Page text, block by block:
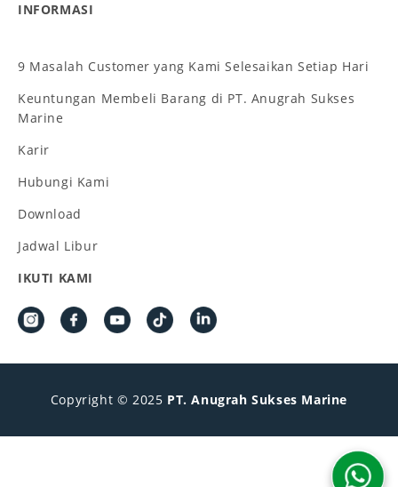
INFORMASI
9 Masalah Customer yang Kami Selesaikan Setiap Hari
Keuntungan Membeli Barang di PT. Anugrah Sukses
Marine
Karir
Hubungi Kami
Download
Jadwal Libur
IKUTI KAMI
Copyright © 2025 PT. Anugrah Sukses Marine